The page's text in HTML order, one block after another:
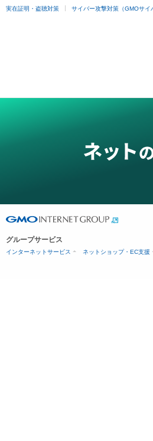
実在証明・盗聴対策
サイバー攻撃対策（GMOサイ
グループサービス
インターネットサービス ネットショップ・EC支援